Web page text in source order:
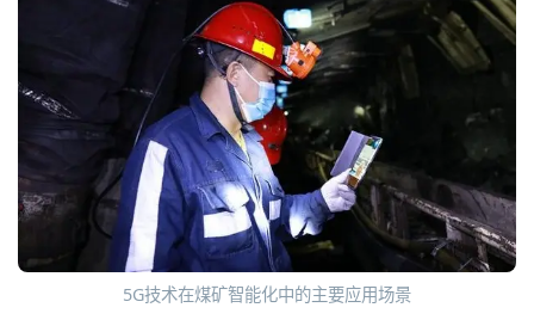
5G技术在煤矿智能化中的主要应用场景